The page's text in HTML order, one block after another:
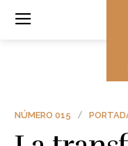
NÚMERO 015